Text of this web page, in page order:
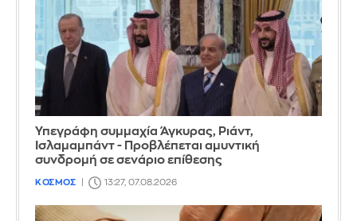
Υπεγράφη συμμαχία Άγκυρας, Ριάντ,
Ισλαμαμπάντ - Προβλέπεται αμυντική
συνδρομή σε σενάριο επίθεσης
ΚΟΣΜΟΣ 13:27, 07.08.2026